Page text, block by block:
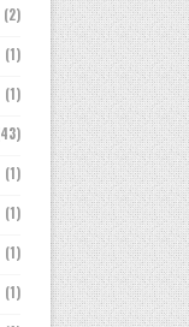
(2)
(1)
(1)
(1)
(1)
(1)
(1)